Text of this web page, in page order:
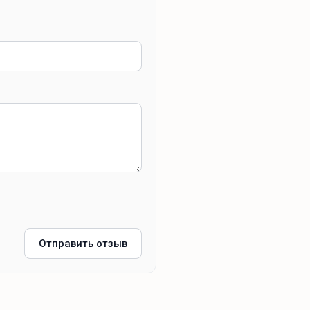
Отправить отзыв